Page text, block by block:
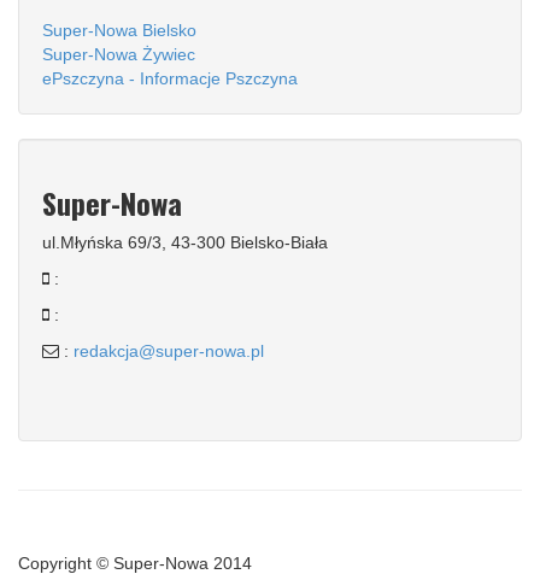
Super-Nowa Bielsko
Super-Nowa Żywiec
ePszczyna - Informacje Pszczyna
Super-Nowa
ul.Młyńska 69/3, 43-300 Bielsko-Biała
:
:
: redakcja@super-nowa.pl
Copyright © Super-Nowa 2014